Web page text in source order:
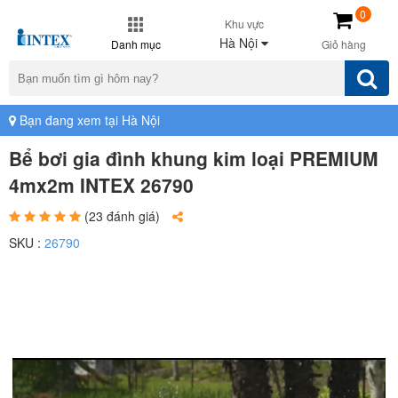
Danh mục
Khu vực
Hà Nội Giỏ hàng
0
Bạn đang xem tại Hà Nội
Bể bơi gia đình khung kim loại PREMIUM
4mx2m INTEX 26790
(23 đánh giá)
SKU : 26790